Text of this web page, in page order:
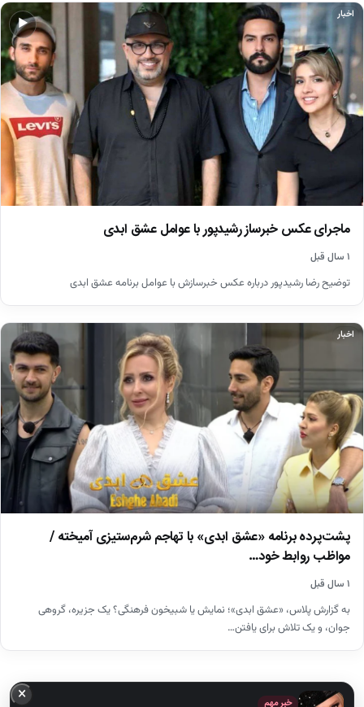
▶
اخبار
ماجرای عکس خبرساز رشیدپور با عوامل عشق ابدی
۱ سال قبل
توضیح رضا رشیدپور درباره عکس خبرسازش با عوامل برنامه عشق ابدی
اخبار
پشت‌پرده برنامه «عشق ابدی» با تهاجم شرم‌ستیزی آمیخته /
مواظب روابط خود…
۱ سال قبل
به گزارش پلاس، «عشق ابدی»؛ نمایش یا شبیخون فرهنگی؟ یک جزیره، گروهی
جوان، و یک تلاش برای یافتن…
× خبر مهم